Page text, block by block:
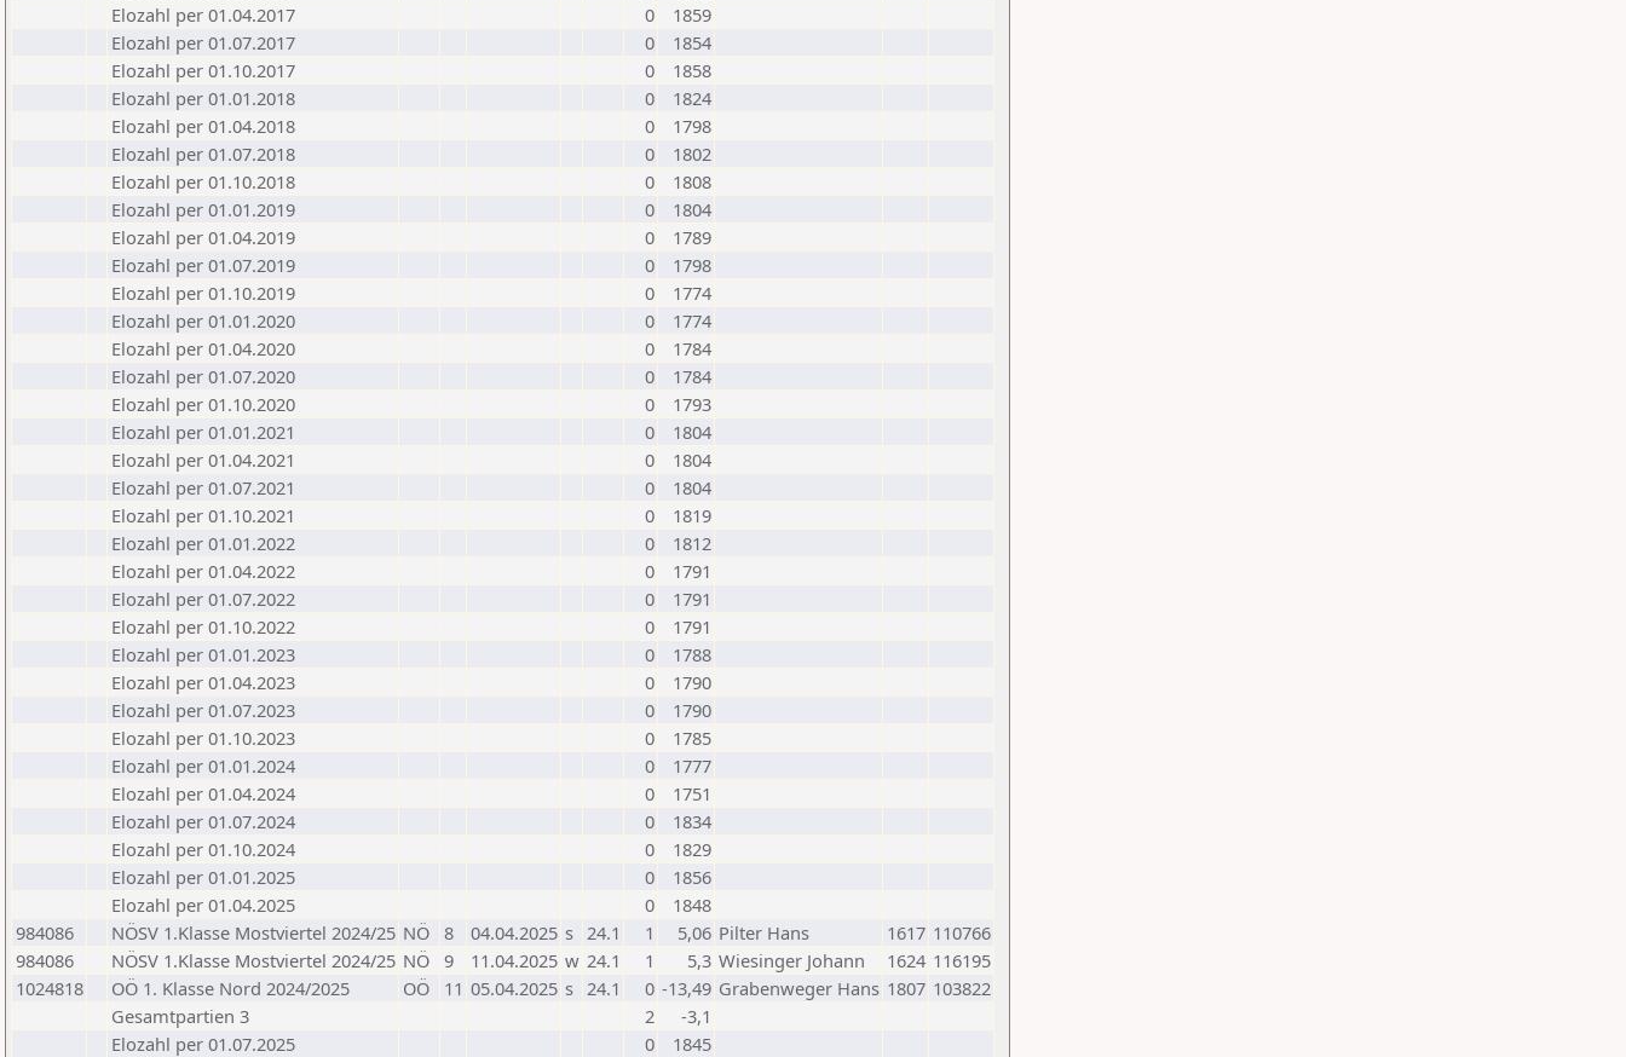
Elozahl per 01.04.2017
0
1859
Elozahl per 01.07.2017
0
1854
Elozahl per 01.10.2017
0
1858
Elozahl per 01.01.2018
0
1824
Elozahl per 01.04.2018
0
1798
Elozahl per 01.07.2018
0
1802
Elozahl per 01.10.2018
0
1808
Elozahl per 01.01.2019
0
1804
Elozahl per 01.04.2019
0
1789
Elozahl per 01.07.2019
0
1798
Elozahl per 01.10.2019
0
1774
Elozahl per 01.01.2020
0
1774
Elozahl per 01.04.2020
0
1784
Elozahl per 01.07.2020
0
1784
Elozahl per 01.10.2020
0
1793
Elozahl per 01.01.2021
0
1804
Elozahl per 01.04.2021
0
1804
Elozahl per 01.07.2021
0
1804
Elozahl per 01.10.2021
0
1819
Elozahl per 01.01.2022
0
1812
Elozahl per 01.04.2022
0
1791
Elozahl per 01.07.2022
0
1791
Elozahl per 01.10.2022
0
1791
Elozahl per 01.01.2023
0
1788
Elozahl per 01.04.2023
0
1790
Elozahl per 01.07.2023
0
1790
Elozahl per 01.10.2023
0
1785
Elozahl per 01.01.2024
0
1777
Elozahl per 01.04.2024
0
1751
Elozahl per 01.07.2024
0
1834
Elozahl per 01.10.2024
0
1829
Elozahl per 01.01.2025
0
1856
Elozahl per 01.04.2025
0
1848
984086
NÖSV 1.Klasse Mostviertel 2024/25 NÖ 8 04.04.2025 s 24.1 1 5,06 Pilter Hans 1617 110766
984086
NÖSV 1.Klasse Mostviertel 2024/25 NÖ 9 11.04.2025 w 24.1 1 5,3 Wiesinger Johann 1624 116195
1024818
OÖ 1. Klasse Nord 2024/2025 OÖ 11 05.04.2025 s 24.1 0 -13,49 Grabenweger Hans 1807 103822
Gesamtpartien 3
2
-3,1
Elozahl per 01.07.2025
0 1845